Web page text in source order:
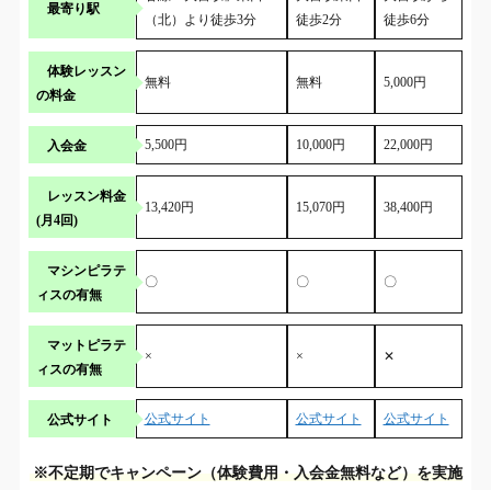
最寄り駅
（北）より徒歩3分
徒歩2分
徒歩6分
体験レッスン
の料金
無料 無料 5,000円
入会金 5,500円 10,000円 22,000円
レッスン料金
(月4回)
13,420円 15,070円 38,400円
マシンピラテ
ィスの有無
〇 〇 〇
マットピラテ
ィスの有無
× × ✕
公式サイト 公式サイト 公式サイト 公式サイト
※不定期でキャンペーン（体験費用・入会金無料など）を実施